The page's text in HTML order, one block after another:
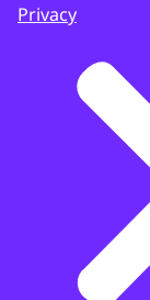
Privacy